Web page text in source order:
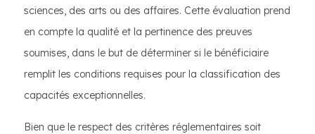
sciences, des arts ou des affaires. Cette évaluation prend
en compte la qualité et la pertinence des preuves
soumises, dans le but de déterminer si le bénéficiaire
remplit les conditions requises pour la classification des
capacités exceptionnelles.
Bien que le respect des critères réglementaires soit